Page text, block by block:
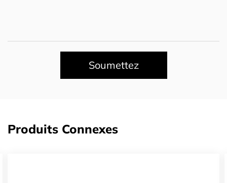
Soumettez
Produits Connexes